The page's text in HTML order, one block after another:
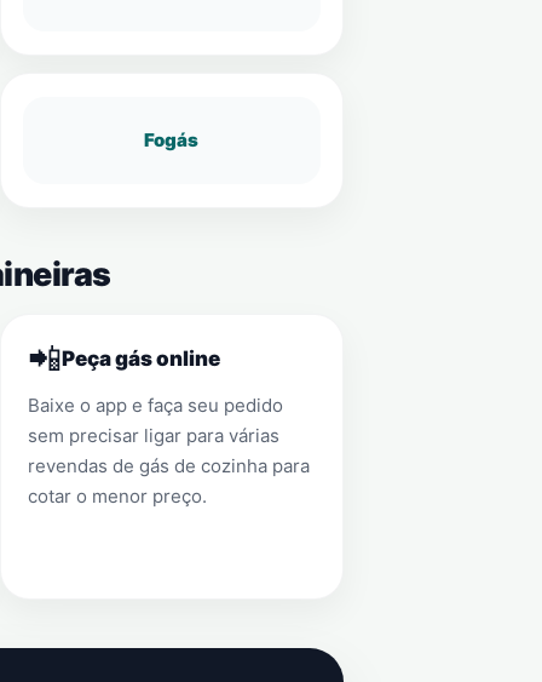
Fogás
📲Peça gás online
Baixe o app e faça seu pedido
sem precisar ligar para várias
revendas de gás de cozinha para
cotar o menor preço.